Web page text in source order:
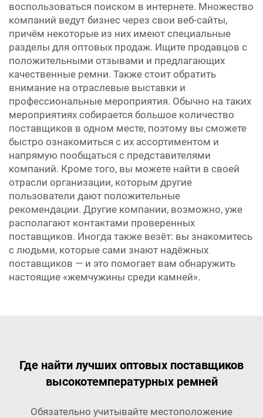
воспользоваться поиском в интернете. Множество
компаний ведут бизнес через свои веб-сайты,
причём некоторые из них имеют специальные
разделы для оптовых продаж. Ищите продавцов с
положительными отзывами и предлагающих
качественные ремни. Также стоит обратить
внимание на отраслевые выставки и
профессиональные мероприятия. Обычно на таких
мероприятиях собирается большое количество
поставщиков в одном месте, поэтому вы сможете
быстро ознакомиться с их ассортиментом и
напрямую пообщаться с представителями
компаний. Кроме того, вы можете найти в своей
отрасли организации, которым другие
пользователи дают положительные
рекомендации. Другие компании, возможно, уже
располагают контактами проверенных
поставщиков. Иногда также везёт: вы знакомитесь
с людьми, которые сами знают надёжных
поставщиков — и это помогает вам обнаружить
настоящие «жемчужины среди камней».
Где найти лучших оптовых поставщиков
высокотемпературных ремней
Обязательно учитывайте местоположение